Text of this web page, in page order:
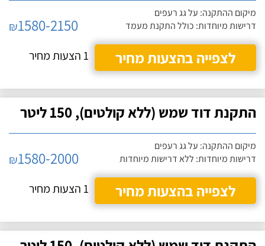
מיקום ההתקנה: על גג רעפים
דרישות מיוחדות: כולל התקנת מעמד
₪1580-2150
לצפייה בהצעות מחיר
1 הצעות מחיר
התקנת דוד שמש (ללא קולטים), 150 ליטר
מיקום ההתקנה: על גג רעפים
דרישות מיוחדות: ללא דרישות מיוחדות
₪1580-2000
לצפייה בהצעות מחיר
1 הצעות מחיר